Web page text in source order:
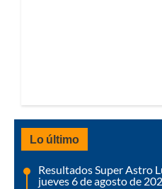
Lo último
Resultados Super Astro
jueves 6 de agosto de